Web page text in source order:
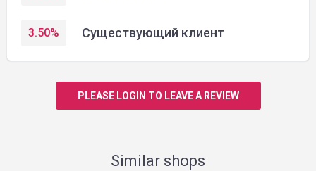
3.50% Существующий клиент
PLEASE LOGIN TO LEAVE A REVIEW
Similar shops